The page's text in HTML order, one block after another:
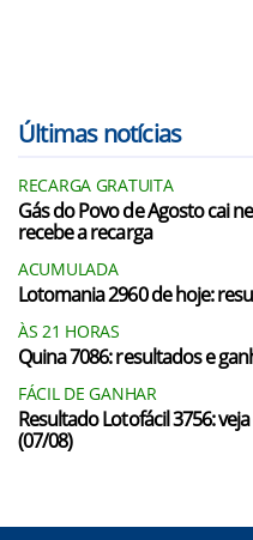
Últimas notícias
RECARGA GRATUITA
Gás do Povo de Agosto cai
recebe a recarga
ACUMULADA
Lotomania 2960 de hoje:
ÀS 21 HORAS
Quina 7086: resultados e
FÁCIL DE GANHAR
Resultado Lotofácil 3756:
(07/08)